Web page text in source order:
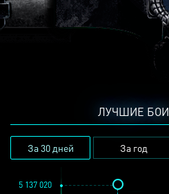
ЛУЧШИЕ БОИ
За 30 дней За год
5 137 020